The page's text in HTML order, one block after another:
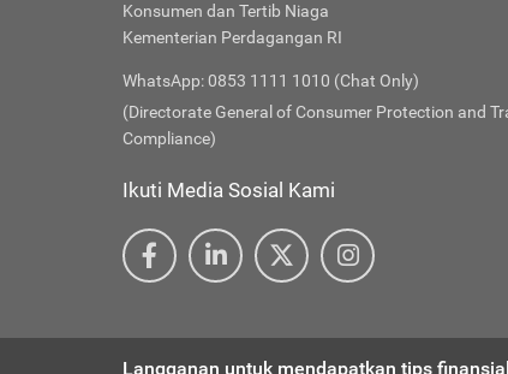
Konsumen dan Tertib Niaga
Kementerian Perdagangan RI
WhatsApp: 0853 1111 1010 (Chat Only)
(Directorate General of Consumer Protection and
Compliance)
Ikuti Media Sosial Kami
Langganan untuk mendapatkan tips finansial